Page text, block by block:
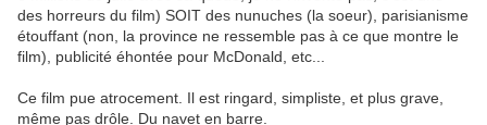
des horreurs du film) SOIT des nunuches (la soeur), parisianisme
étouffant (non, la province ne ressemble pas à ce que montre le
film), publicité éhontée pour McDonald, etc...
Ce film pue atrocement. Il est ringard, simpliste, et plus grave,
même pas drôle. Du navet en barre.